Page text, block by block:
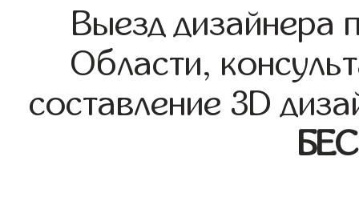
Выезд дизайнера
Области,
составление 3D